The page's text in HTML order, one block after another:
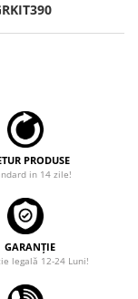
PRODUSE
in 14 zile!
GARANȚIE
legală 12-24 Luni!